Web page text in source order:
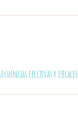
efectivas y eficaces